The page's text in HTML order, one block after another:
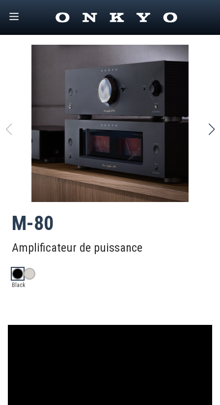
M-80
Amplificateur de puissance
Black